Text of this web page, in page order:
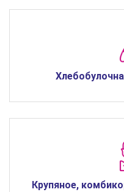
Крупяное,